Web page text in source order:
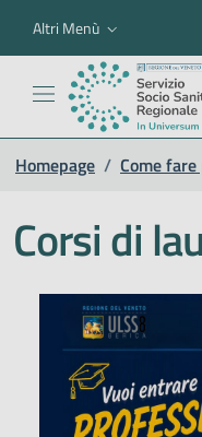
Altri Menù
Homepage / Come
Corsi di